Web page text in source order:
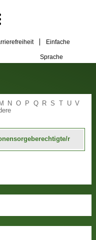
Einfache
Sprache
M N O P Q R S U V
r